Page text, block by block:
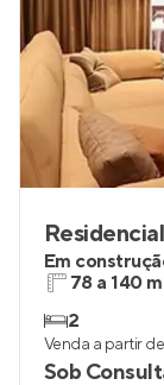
Em
78 a 140
2
Venda a partir de
Sob